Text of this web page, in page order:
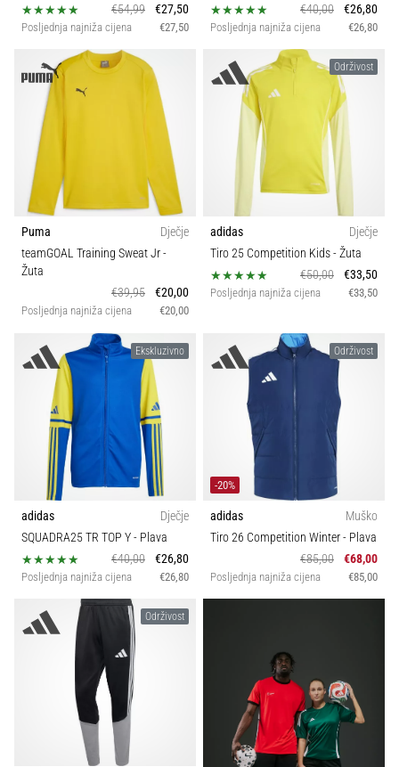
€54,99
€27,50
Posljednja najniža cijena €27,50
€40,00
€26,80
Posljednja najniža cijena €26,80
Puma
Dječje
teamGOAL Training Sweat Jr-
Žuta
€39,95
€20,00
Posljednja najniža cijena €20,00
Održivost
adidas
Dječje
Tiro 25 Competition Kids- Žuta
€50,00
€33,50
Posljednja najniža cijena €33,50
Ekskluzivno
adidas
Dječje
SQUADRA25 TR TOP Y- Plava
€40,00
€26,80
Posljednja najniža cijena €26,80
Održivost
-20%
adidas
Muško
Tiro 26 Competition Winter- Plava
€85,00
€68,00
Posljednja najniža cijena €85,00
Održivost